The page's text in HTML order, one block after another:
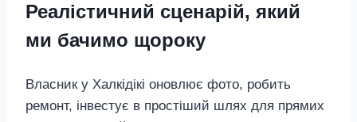
Реалістичний сценарій, який
ми бачимо щороку
Власник у Халкідікі оновлює фото, робить
ремонт, інвестує в простіший шлях для прямих